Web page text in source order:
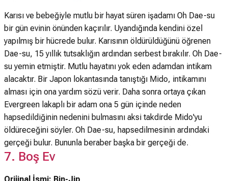
Karısı ve bebeğiyle mutlu bir hayat süren işadamı Oh Dae-su
bir gün evinin önünden kaçırılır. Uyandığında kendini özel
yapılmış bir hücrede bulur. Karısının öldürüldüğünü öğrenen
Dae-su, 15 yıllık tutsaklığın ardından serbest bırakılır. Oh Dae-
su yemin etmiştir. Mutlu hayatını yok eden adamdan intikam
alacaktır. Bir Japon lokantasında tanıştığı Mido, intikamını
alması için ona yardım sözü verir. Daha sonra ortaya çıkan
Evergreen lakaplı bir adam ona 5 gün içinde neden
hapsedildiğinin nedenini bulmasını aksi takdirde Mido'yu
öldüreceğini söyler. Oh Dae-su, hapsedilmesinin ardındaki
gerçeği bulur. Bununla beraber başka bir gerçeği de.
7. Boş Ev